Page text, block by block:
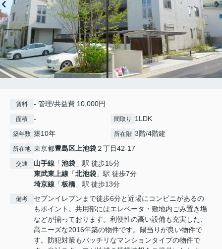
賃料 - 管理/共益費 10,000円
面積 - 間取り 1LDK
築年数 築10年 所在階 3階/4階建
所在地 東京都豊島区 上池袋２丁目42-17
交通 山手線 「池袋 」駅 徒歩15分
東武東上線 「北池袋 」駅 徒歩7分
埼京線 「板橋 」駅 徒歩13分
備考
セブンイレブンまで徒歩6分と近場にコンビニがあるの
もポイント。共用部にはエレベータ・敷地内ごみ置き場
などが揃っております。利便性の高い設備も充実した、
高ニーズな2016年築の物件です。陽当りが良い物件で
す。防犯対策もバッチリなマンションタイプの物件で